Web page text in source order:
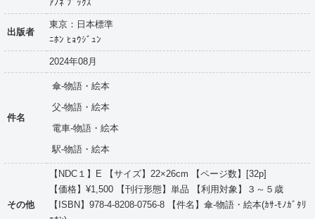
ｱﾉﾈ ﾌﾞｯｸｽ
出版者
東京：日本標準
ﾆﾎﾝ ﾋｮｳｼﾞｭﾝ
2024年08月
件名
傘-物語・絵本
父-物語・絵本
電車-物語・絵本
駅-物語・絵本
その他
【NDC１】E 【サイズ】22×26cm 【ページ数】[32p]
【価格】¥1,500 【刊行形態】単品 【利用対象】３～５歳
【ISBN】978-4-8208-0756-8 【件名】傘-物語・絵本(ｶｻ-ﾓﾉｶﾞﾀﾘ